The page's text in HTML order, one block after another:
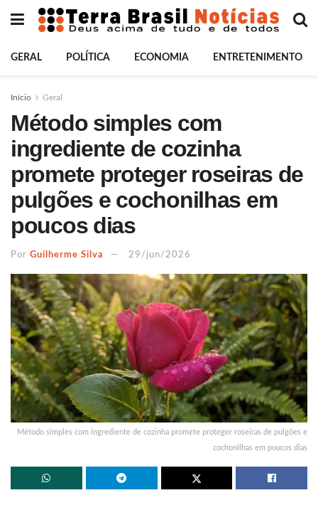
GERAL POLÍTICA ECONOMIA ENTRETENIMENTO
Início Geral
Método simples com
ingrediente de cozinha
promete proteger roseiras de
pulgões e cochonilhas em
poucos dias
Por Guilherme Silva 29/jun/2026
Método simples com ingrediente de cozinha promete proteger roseiras de pulgões e
cochonilhas em poucos dias